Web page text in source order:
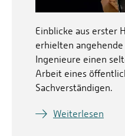
Einblicke aus erster
erhielten
Ingenieure einen
Arbeit eines
Sachverständigen.
Weiterlesen